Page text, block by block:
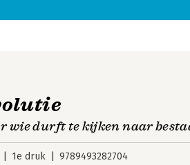
wie durft te kijken naar
1e druk 9789493282704
Personen